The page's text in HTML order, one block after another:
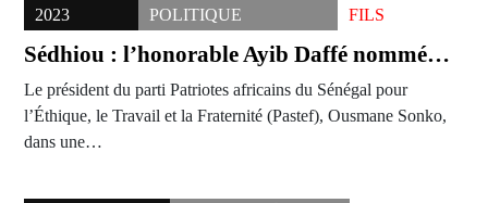
2023
POLITIQUE
FILS
Sédhiou : l’honorable Ayib Daffé nommé…
Le président du parti Patriotes africains du Sénégal pour
l’Éthique, le Travail et la Fraternité (Pastef), Ousmane Sonko,
dans une…